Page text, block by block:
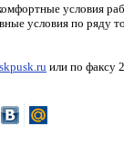
условия
условия по ряду
или по факсу